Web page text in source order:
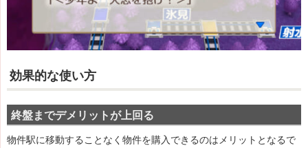
効果的な使い方
終盤までデメリットが上回る
物件駅に移動することなく物件を購入できるのはメリットとなるで